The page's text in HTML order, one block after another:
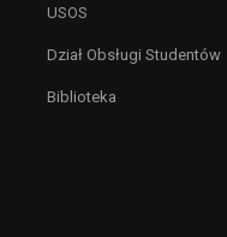
USOS
Dział Obsługi Studentów
Biblioteka